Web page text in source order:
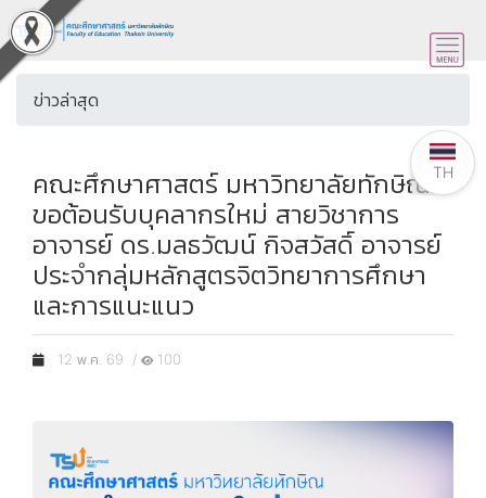
ข่าวล่าสุด
คณะศึกษาศาสตร์ มหาวิทยาลัยทักษิณ
ขอต้อนรับบุคลากรใหม่ สายวิชาการ
อาจารย์ ดร.มลธวัฒน์ กิจสวัสดิ์ อาจารย์
ประจำกลุ่มหลักสูตรจิตวิทยาการศึกษา
และการแนะแนว
12 พ.ค. 69 / 100
TH